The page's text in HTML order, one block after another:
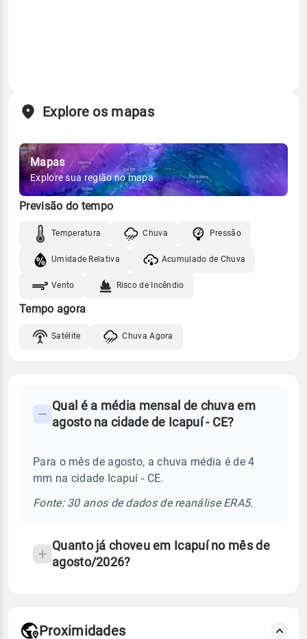
Explore os mapas
Mapas
Explore sua região no mapa
Previsão do tempo
Temperatura Chuva Pressão
Umidade Relativa Acumulado de Chuva
Vento Risco de Incêndio
Tempo agora
Satélite Chuva Agora
Perguntas
sobre
chuva
Qual é a média mensal de chuva em
agosto na cidade de Icapuí - CE?
Para o mês de agosto, a chuva média é de 4
mm na cidade Icapuí - CE.
Fonte: 30 anos de dados de reanálise ERA5.
Quanto já choveu em Icapuí no mês de
agosto/2026?
Proximidades